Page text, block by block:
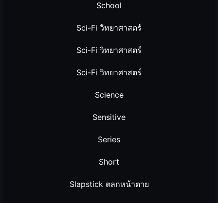
School
Sci-Fi วิทยาศาสตร์
Sci-Fi วิทยาศาสตร์
Sci-Fi วิทยาศาสตร์
Science
Sensitive
Series
Short
Slapstick ตลกหน้าตาย